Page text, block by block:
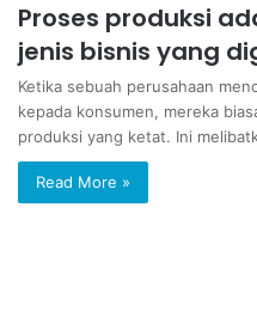
Proses produksi
jenis bisnis yang
Ketika sebuah perusahaan
kepada konsumen, mereka
produksi yang ketat. Ini
Read More »